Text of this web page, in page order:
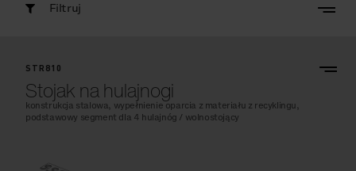
Filtruj
STR810
Stojak na hulajnogi
konstrukcja stalowa, wypełnienie oparcia z materiału z recyklingu,
podstawowy segment dla 4 hulajnóg / wolnostojący